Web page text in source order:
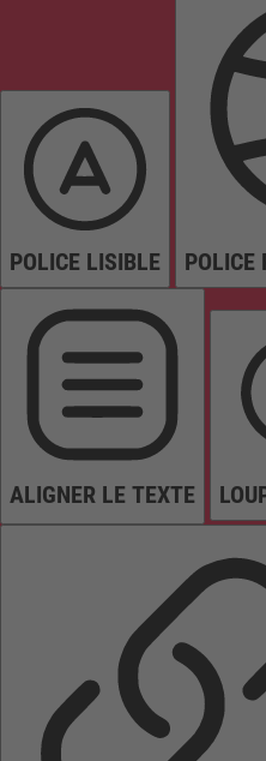
POLICE LISIBLE POLICE
ALIGNER LE TEXTE